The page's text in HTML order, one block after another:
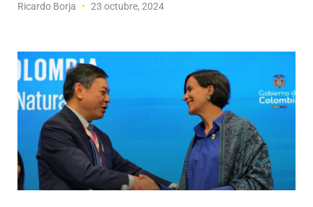
Ricardo Borja 23 octubre, 2024